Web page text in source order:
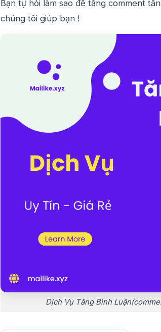
Bạn tự hỏi làm sao để tăng comment
chúng tôi giúp bạn !
Dịch Vụ Tăng Bình